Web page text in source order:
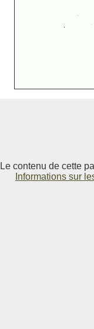
Le contenu de cette
Informations sur